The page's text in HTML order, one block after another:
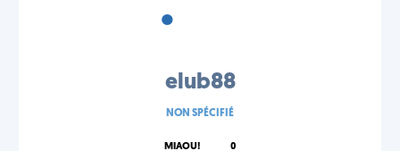
•
elub88
NON SPÉCIFIÉ
MIAOU! 0